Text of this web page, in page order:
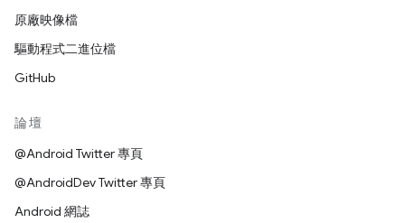
原廠映像檔
驅動程式二進位檔
GitHub
論壇
@Android Twitter 專頁
@AndroidDev Twitter 專頁
Android 網誌